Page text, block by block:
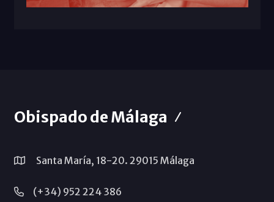
Obispado de Málaga
Santa María, 18-20. 29015 Málaga
(+34) 952 224 386